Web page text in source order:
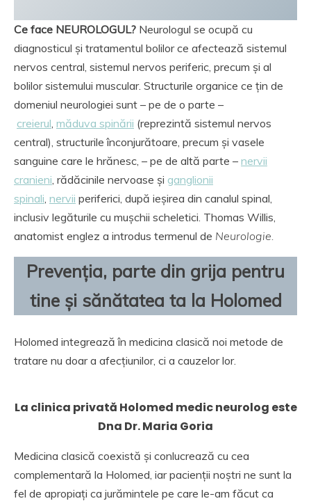
Ce face NEUROLOGUL? Neurologul se ocupă cu
diagnosticul și tratamentul bolilor ce afectează sistemul
nervos central, sistemul nervos periferic, precum și al
bolilor sistemului muscular. Structurile organice ce țin de
domeniul neurologiei sunt – pe de o parte –
creierul măduva spinării (reprezintă sistemul nervos
central), structurile înconjurătoare, precum și vasele
sanguine care le hrănesc, – pe de altă parte – nervii
cranieni , rădăcinile nervoase și ganglionii
spinali nervii periferici, după ieșirea din canalul spinal,
inclusiv legăturile cu mușchii scheletici. Thomas Willis,
anatomist englez a introdus termenul de Neurologie.
Prevenția, parte din grija pentru
tine și sănătatea ta la Holomed
​Holomed integrează în medicina clasică noi metode de
tratare nu doar a afecțiunilor, ci a cauzelor lor.
La clinica privată Holomed medic neurolog este
Dna Dr. Maria Goria
Medicina clasică coexistă și conlucrează cu cea
complementară la Holomed, iar pacienții noștri ne sunt la
fel de apropiați ca jurămintele pe care le-am făcut ca